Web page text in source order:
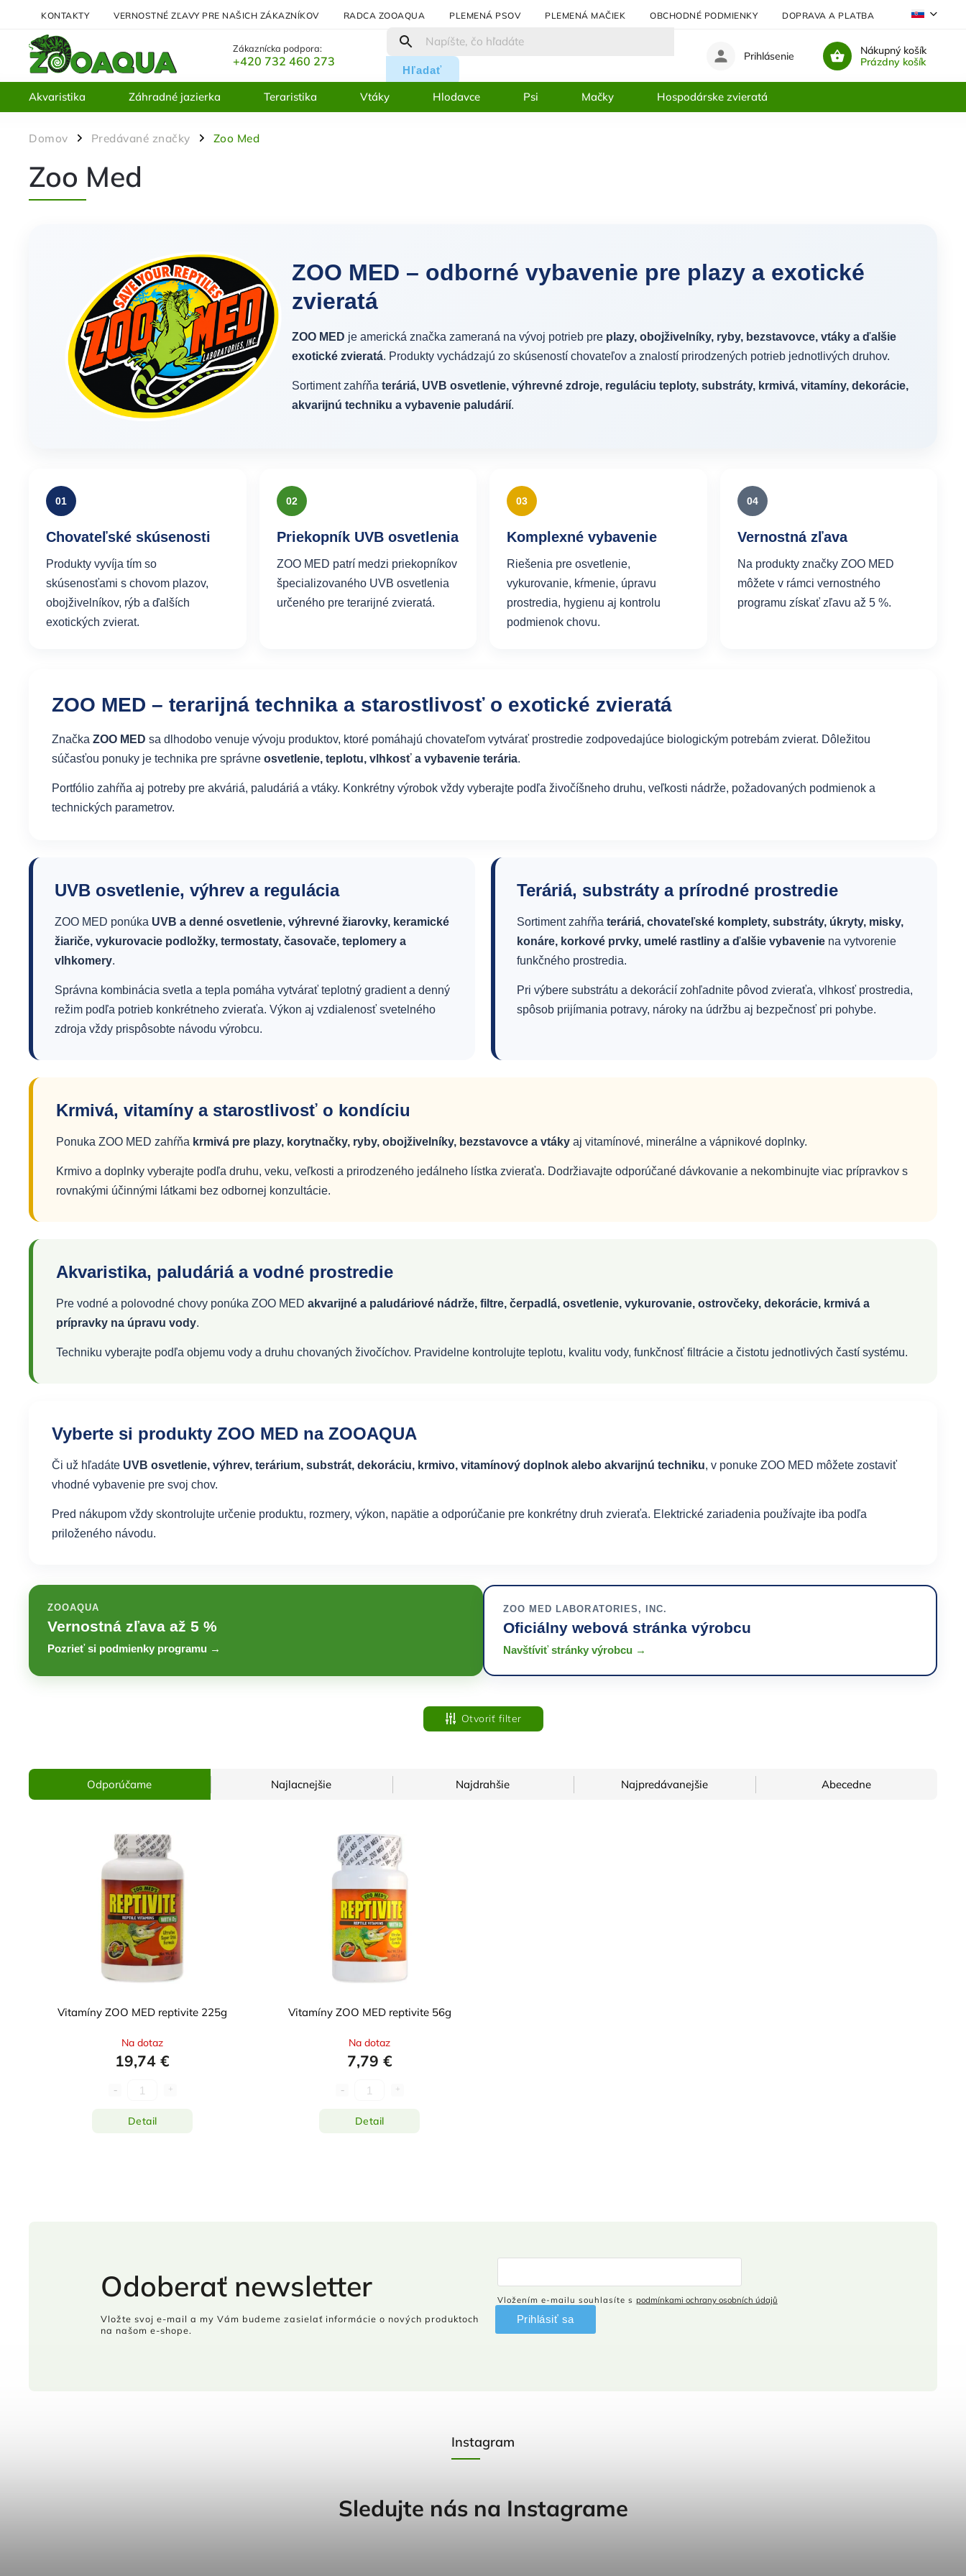
KONTAKTY VERNOSTNÉ ZĽAVY PRE NAŠICH ZÁKAZNÍKOV RADCA ZOOAQUA PLEMENÁ PSOV PLEMENÁ MAČIEK OBCHODNÉ PODMIENKY DOPRAVA A PLATBA
Zákaznícka podpora:
+420 732 460 273
Hľadať
Nákupný košík
Prázdny košík
Prihlásenie
Akvaristika Záhradné jazierka Teraristika Vtáky Hlodavce Psi Mačky Hospodárske zvieratá
Domov / Predávané značky / Zoo Med
Zoo Med
ZOO MED – odborné vybavenie pre plazy a exotické
zvieratá
ZOO MED je americká značka zameraná na vývoj potrieb pre plazy, obojživelníky, ryby, bezstavovce, vtáky a ďalšie
exotické zvieratá. Produkty vychádzajú zo skúseností chovateľov a znalostí prirodzených potrieb jednotlivých druhov.
Sortiment zahŕňa teráriá, UVB osvetlenie, výhrevné zdroje, reguláciu teploty, substráty, krmivá, vitamíny, dekorácie,
akvarijnú techniku a vybavenie paludárií.
01
Chovateľské skúsenosti
Produkty vyvíja tím so
skúsenosťami s chovom plazov,
obojživelníkov, rýb a ďalších
exotických zvierat.
02
Priekopník UVB osvetlenia
ZOO MED patrí medzi priekopníkov
špecializovaného UVB osvetlenia
určeného pre terarijné zvieratá.
03
Komplexné vybavenie
Riešenia pre osvetlenie,
vykurovanie, kŕmenie, úpravu
prostredia, hygienu aj kontrolu
podmienok chovu.
04
Vernostná zľava
Na produkty značky ZOO MED
môžete v rámci vernostného
programu získať zľavu až 5 %.
ZOO MED – terarijná technika a starostlivosť o exotické zvieratá
Značka ZOO MED sa dlhodobo venuje vývoju produktov, ktoré pomáhajú chovateľom vytvárať prostredie zodpovedajúce biologickým potrebám zvierat. Dôležitou
súčasťou ponuky je technika pre správne osvetlenie, teplotu, vlhkosť a vybavenie terária.
Portfólio zahŕňa aj potreby pre akváriá, paludáriá a vtáky. Konkrétny výrobok vždy vyberajte podľa živočíšneho druhu, veľkosti nádrže, požadovaných podmienok a
technických parametrov.
UVB osvetlenie, výhrev a regulácia
ZOO MED ponúka UVB a denné osvetlenie, výhrevné žiarovky, keramické
žiariče, vykurovacie podložky, termostaty, časovače, teplomery a
vlhkomery.
Správna kombinácia svetla a tepla pomáha vytvárať teplotný gradient a denný
režim podľa potrieb konkrétneho zvieraťa. Výkon aj vzdialenosť svetelného
zdroja vždy prispôsobte návodu výrobcu.
Teráriá, substráty a prírodné prostredie
Sortiment zahŕňa teráriá, chovateľské komplety, substráty, úkryty, misky,
konáre, korkové prvky, umelé rastliny a ďalšie vybavenie na vytvorenie
funkčného prostredia.
Pri výbere substrátu a dekorácií zohľadnite pôvod zvieraťa, vlhkosť prostredia,
spôsob prijímania potravy, nároky na údržbu aj bezpečnosť pri pohybe.
Krmivá, vitamíny a starostlivosť o kondíciu
Ponuka ZOO MED zahŕňa krmivá pre plazy, korytnačky, ryby, obojživelníky, bezstavovce a vtáky aj vitamínové, minerálne a vápnikové doplnky.
Krmivo a doplnky vyberajte podľa druhu, veku, veľkosti a prirodzeného jedálneho lístka zvieraťa. Dodržiavajte odporúčané dávkovanie a nekombinujte viac prípravkov s
rovnakými účinnými látkami bez odbornej konzultácie.
Akvaristika, paludáriá a vodné prostredie
Pre vodné a polovodné chovy ponúka ZOO MED akvarijné a paludáriové nádrže, filtre, čerpadlá, osvetlenie, vykurovanie, ostrovčeky, dekorácie, krmivá a
prípravky na úpravu vody.
Techniku vyberajte podľa objemu vody a druhu chovaných živočíchov. Pravidelne kontrolujte teplotu, kvalitu vody, funkčnosť filtrácie a čistotu jednotlivých častí systému.
Vyberte si produkty ZOO MED na ZOOAQUA
Či už hľadáte UVB osvetlenie, výhrev, terárium, substrát, dekoráciu, krmivo, vitamínový doplnok alebo akvarijnú techniku, v ponuke ZOO MED môžete zostaviť
vhodné vybavenie pre svoj chov.
Pred nákupom vždy skontrolujte určenie produktu, rozmery, výkon, napätie a odporúčanie pre konkrétny druh zvieraťa. Elektrické zariadenia používajte iba podľa
priloženého návodu.
ZOOAQUA
Vernostná zľava až 5 %
Pozrieť si podmienky programu →
ZOO MED LABORATORIES, INC.
Oficiálny webová stránka výrobcu
Navštíviť stránky výrobcu →
Otvoriť filter
Odporúčame Najlacnejšie Najdrahšie Najpredávanejšie Abecedne
Vitamíny ZOO MED reptivite 225g
Na dotaz
19,74 €
Detail
Vitamíny ZOO MED reptivite 56g
Na dotaz
7,79 €
Detail
Odoberať newsletter
Vložte svoj e-mail a my Vám budeme zasielať informácie o nových produktoch
na našom e-shope.
Vložením e-mailu souhlasíte s podmínkami ochrany osobních údajů
Prihlásiť sa
Instagram
Sledujte nás na Instagrame